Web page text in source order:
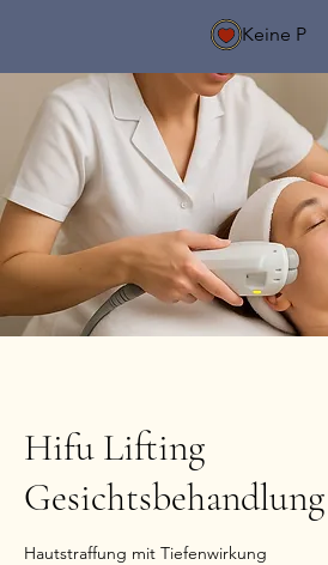
Keine P
Hifu Lifting
Gesichtsbehandlung
Hautstraffung mit Tiefenwirkung